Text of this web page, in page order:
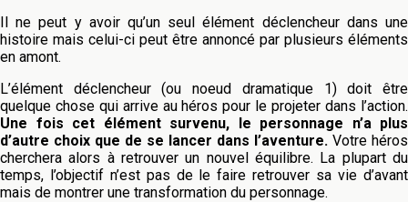
Il ne peut y avoir qu’un seul élément déclencheur dans une
histoire mais celui-ci peut être annoncé par plusieurs éléments
en amont.
L’élément déclencheur (ou noeud dramatique 1) doit être
quelque chose qui arrive au héros pour le projeter dans l’action.
Une fois cet élément survenu, le personnage n’a plus
d’autre choix que de se lancer dans l’aventure. Votre héros
cherchera alors à retrouver un nouvel équilibre. La plupart du
temps, l’objectif n’est pas de le faire retrouver sa vie d’avant
mais de montrer une transformation du personnage.